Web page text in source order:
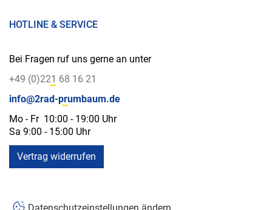
HOTLINE & SERVICE
Bei Fragen ruf uns gerne an unter
+49 (0)221 68 16 21
info@2rad-prumbaum.de
Mo - Fr 10:00 - 19:00 Uhr
Sa 9:00 - 15:00 Uhr
Vertrag widerrufen